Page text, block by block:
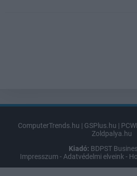
ComputerTrends.hu | GSPlus.hu |
Zoldpalya.hu
Kiadó: BDPST
Impresszum - Adatvédelmi elveink -